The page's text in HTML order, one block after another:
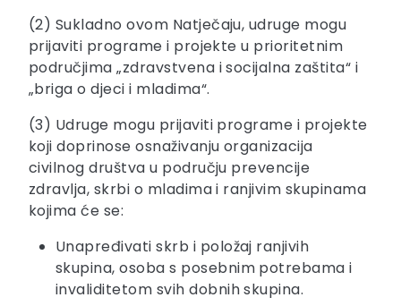
(2) Sukladno ovom Natječaju, udruge mogu
prijaviti programe i projekte u prioritetnim
područjima „zdravstvena i socijalna zaštita“ i
„briga o djeci i mladima“.
(3) Udruge mogu prijaviti programe i projekte
koji doprinose osnaživanju organizacija
civilnog društva u području prevencije
zdravlja, skrbi o mladima i ranjivim skupinama
kojima će se:
Unapređivati skrb i položaj ranjivih
skupina, osoba s posebnim potrebama i
invaliditetom svih dobnih skupina.